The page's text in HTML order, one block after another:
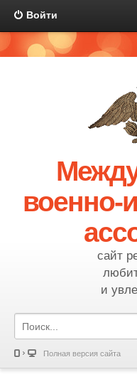
Войти
военно-
сайт
и
Полная версия сайта